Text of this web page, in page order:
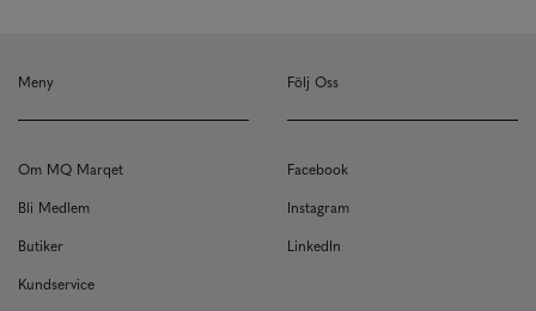
Meny
Om MQ Marqet
Bli Medlem
Butiker
Kundservice
Följ Oss
Facebook
Instagram
LinkedIn